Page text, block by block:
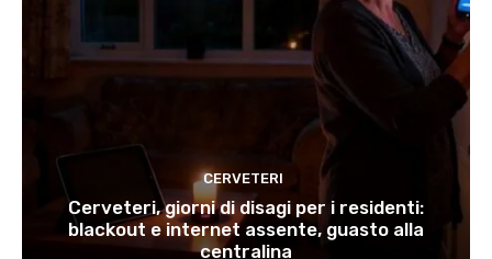
CERVETERI
Cerveteri, giorni di disagi per i residenti:
blackout e internet assente, guasto alla
centralina